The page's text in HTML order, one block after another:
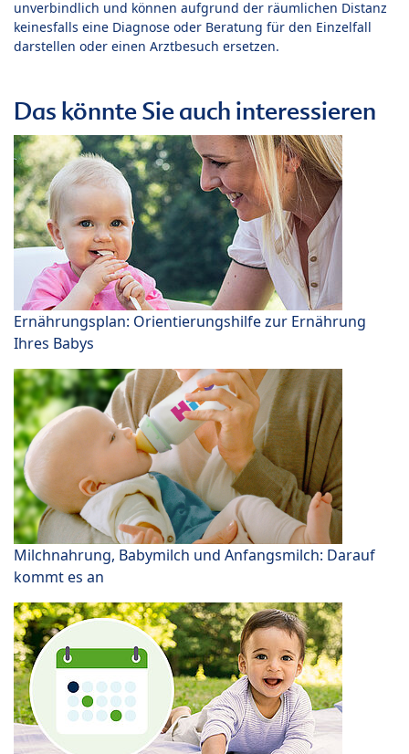
unverbindlich und können aufgrund der räumlichen Distanz
keinesfalls eine Diagnose oder Beratung für den Einzelfall
darstellen oder einen Arztbesuch ersetzen.
Das könnte Sie auch interessieren
Ernährungsplan: Orientierungshilfe zur Ernährung
Ihres Babys
Milchnahrung, Babymilch und Anfangsmilch: Darauf
kommt es an